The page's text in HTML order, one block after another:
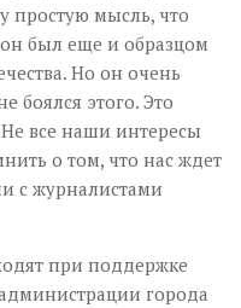
простую мысль, что
был еще и образцом
Но он очень
боялся этого. Это
все наши интересы
о том, что нас ждет
с журналистами
при поддержке
города